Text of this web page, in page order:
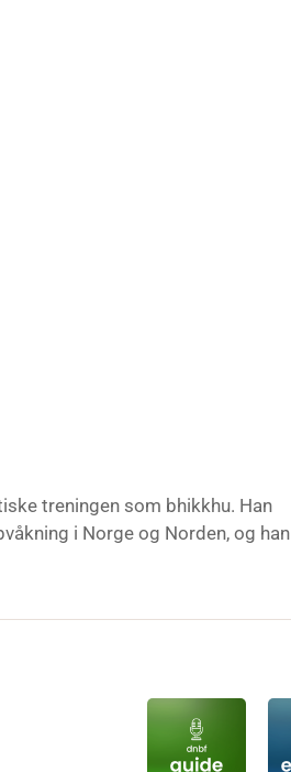
treningen som bhikkhu. Han
i Norge og Norden, og han